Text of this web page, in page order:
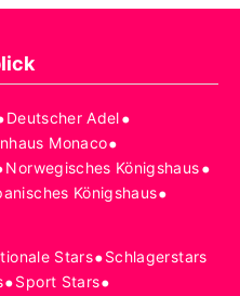
Deutscher Adel•
Monaco•
Norwegisches Königshaus•
Königshaus•
Stars•Schlagerstars
•Sport Stars•